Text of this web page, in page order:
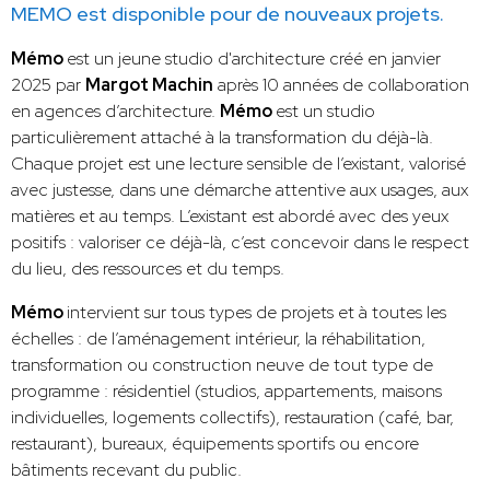
MEMO est disponible pour de nouveaux projets.
Mémoest un jeune studio d'architecture créé en janvier
2025 par Margot Machin après 10 années de collaboration
en agences d’architecture. Mémoest un studio
particulièrement attaché à la transformation du déjà-là.
Chaque projet est une lecture sensible de l’existant, valorisé
avec justesse, dans une démarche attentive aux usages, aux
matières et au temps. L’existant est abordé avec des yeux
positifs : valoriser ce déjà-là, c’est concevoir dans le respect
du lieu, des ressources et du temps.
Mémointervient sur tous types de projets et à toutes les
échelles : de l’aménagement intérieur, la réhabilitation,
transformation ou construction neuve de tout type de
programme : résidentiel (studios, appartements, maisons
individuelles, logements collectifs), restauration (café, bar,
restaurant), bureaux, équipements sportifs ou encore
bâtiments recevant du public.